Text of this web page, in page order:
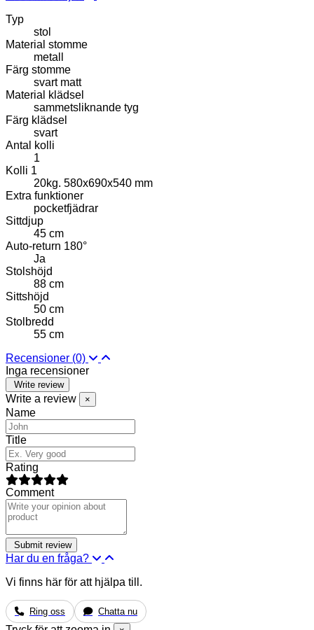
Typ
stol
Material stomme
metall
Färg stomme
svart matt
Material klädsel
sammetsliknande tyg
Färg klädsel
svart
Antal kolli
1
Kolli 1
20kg. 580x690x540 mm
Extra funktioner
pocketfjädrar
Sittdjup
45 cm
Auto-return 180°
Ja
Stolshöjd
88 cm
Sittshöjd
50 cm
Stolbredd
55 cm
Recensioner (0)
Inga recensioner
Write review
Write a review ×
Name
Title
Rating
Comment
Har du en fråga?
Vi finns här för att hjälpa till.
Ring oss Chatta nu